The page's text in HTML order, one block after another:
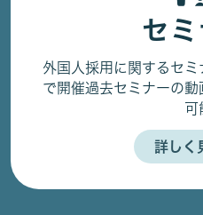
セ
外国人採用に関するセ
で開催過去セミナーの動
可
詳しく